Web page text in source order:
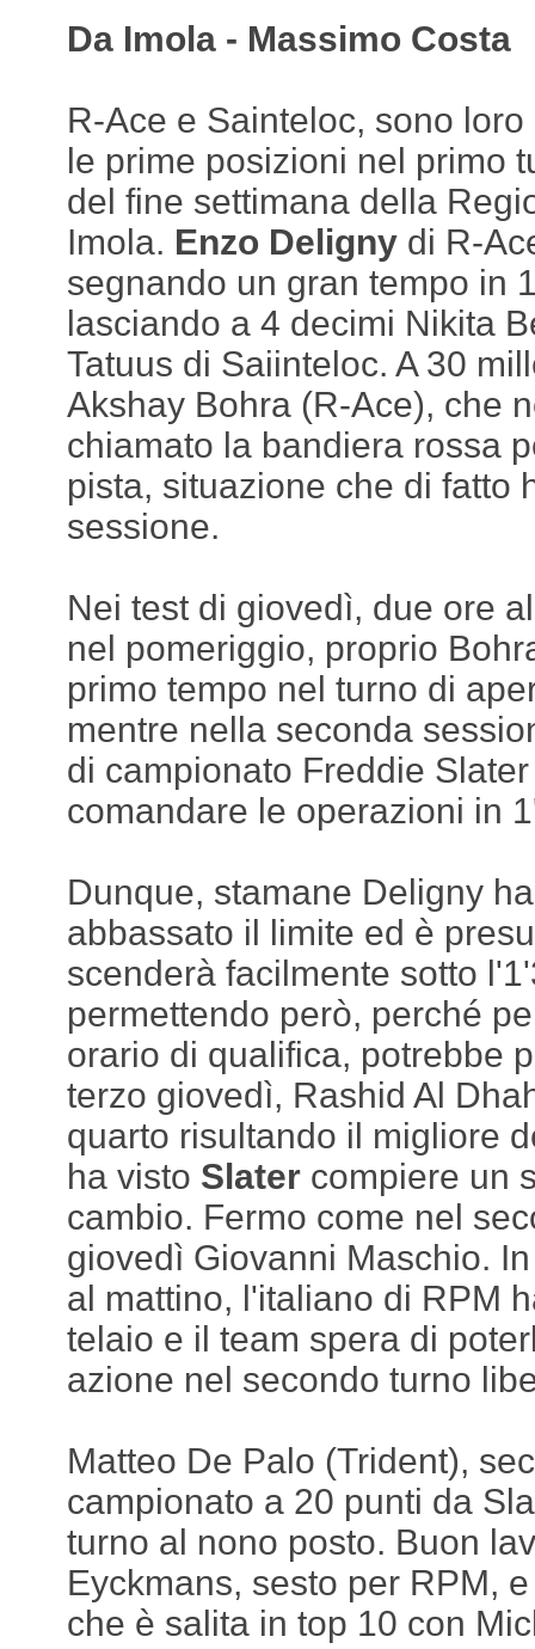
Da Imola - Massimo Costa
R-Ace e Sainteloc, sono
le prime posizioni nel primo
del fine settimana della
Imola. Enzo Deligny di R-
segnando un gran tempo in
lasciando a 4 decimi Nikita
Tatuus di Saiinteloc. A 30
Akshay Bohra (R-Ace), che
chiamato la bandiera rossa
pista, situazione che di fatto
sessione.
Nei test di giovedì, due ore
nel pomeriggio, proprio
primo tempo nel turno di
mentre nella seconda
di campionato Freddie
comandare le operazioni in
Dunque, stamane Deligny
abbassato il limite ed è
scenderà facilmente sotto
permettendo però, perché
orario di qualifica, potrebbe
terzo giovedì, Rashid Al
quarto risultando il migliore
ha visto Slater compiere un
cambio. Fermo come nel
giovedì Giovanni Maschio.
al mattino, l'italiano di RPM
telaio e il team spera di
azione nel secondo turno
Matteo De Palo (Trident),
campionato a 20 punti da
turno al nono posto. Buon
Eyckmans, sesto per RPM,
che è salita in top 10 con